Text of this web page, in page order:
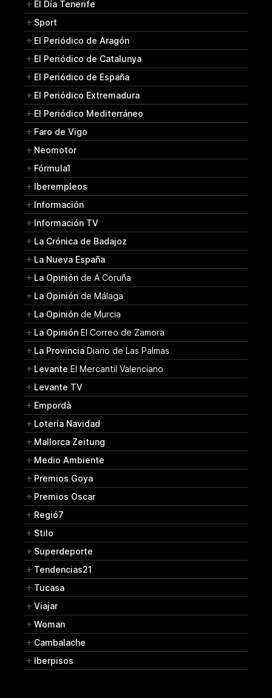
El Día Tenerife
Sport
El Periódico de Aragón
El Periódico de Catalunya
El Periódico de España
El Periódico Extremadura
El Periódico Mediterráneo
Faro de Vigo
Neomotor
Fórmula1
Iberempleos
Información
Información TV
La Crónica de Badajoz
La Nueva España
La Opinión de A Coruña
La Opinión de Málaga
La Opinión de Murcia
La Opinión El Correo de Zamora
La Provincia Diario de Las Palmas
Levante El Mercantil Valenciano
Levante TV
Empordà
Lotería Navidad
Mallorca Zeitung
Medio Ambiente
Premios Goya
Premios Oscar
Regió7
Stilo
Superdeporte
Tendencias21
Tucasa
Viajar
Woman
Cambalache
Iberpisos